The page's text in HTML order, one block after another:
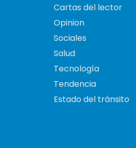
Cartas del lector
Opinion
Sociales
Salud
Tecnología
Tendencia
Estado del tránsito